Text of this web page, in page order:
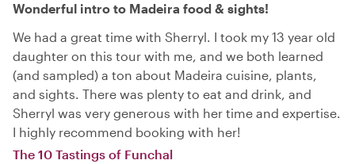
Wonderful intro to Madeira food & sights!
We had a great time with Sherryl. I took my 13 year old
daughter on this tour with me, and we both learned
(and sampled) a ton about Madeira cuisine, plants,
and sights. There was plenty to eat and drink, and
Sherryl was very generous with her time and expertise.
I highly recommend booking with her!
The 10 Tastings of Funchal